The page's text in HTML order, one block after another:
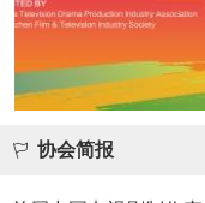
协会简报